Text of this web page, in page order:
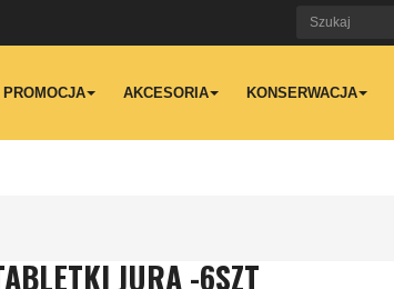
PROMOCJA AKCESORIA KONSERWACJA
JURA -6SZT